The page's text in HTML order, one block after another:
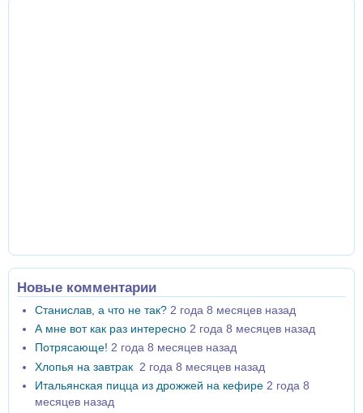
Новые комментарии
Станислав, а что не так? 2 года 8 месяцев назад
А мне вот как раз интересно 2 года 8 месяцев назад
Потрясающе! 2 года 8 месяцев назад
Хлопья на завтрак 2 года 8 месяцев назад
Итальянская пицца из дрожжей на кефире 2 года 8
месяцев назад